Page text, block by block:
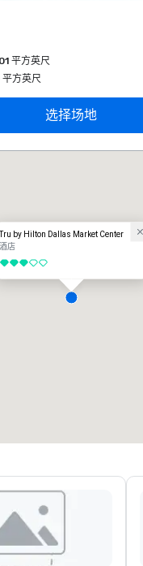
平方英尺
方英尺
选择场地
Tru by Hilton Dallas Market Center
酒店
3/5